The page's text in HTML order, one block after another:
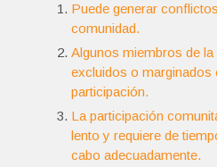
Puede generar
comunidad.
Algunos miembros de
excluidos o marginados
participación.
La participación
lento y requiere de
cabo adecuadamente.